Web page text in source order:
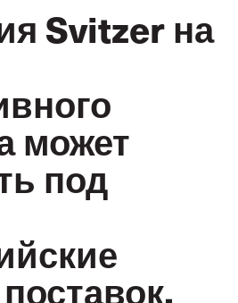
Svitzer на
может
под